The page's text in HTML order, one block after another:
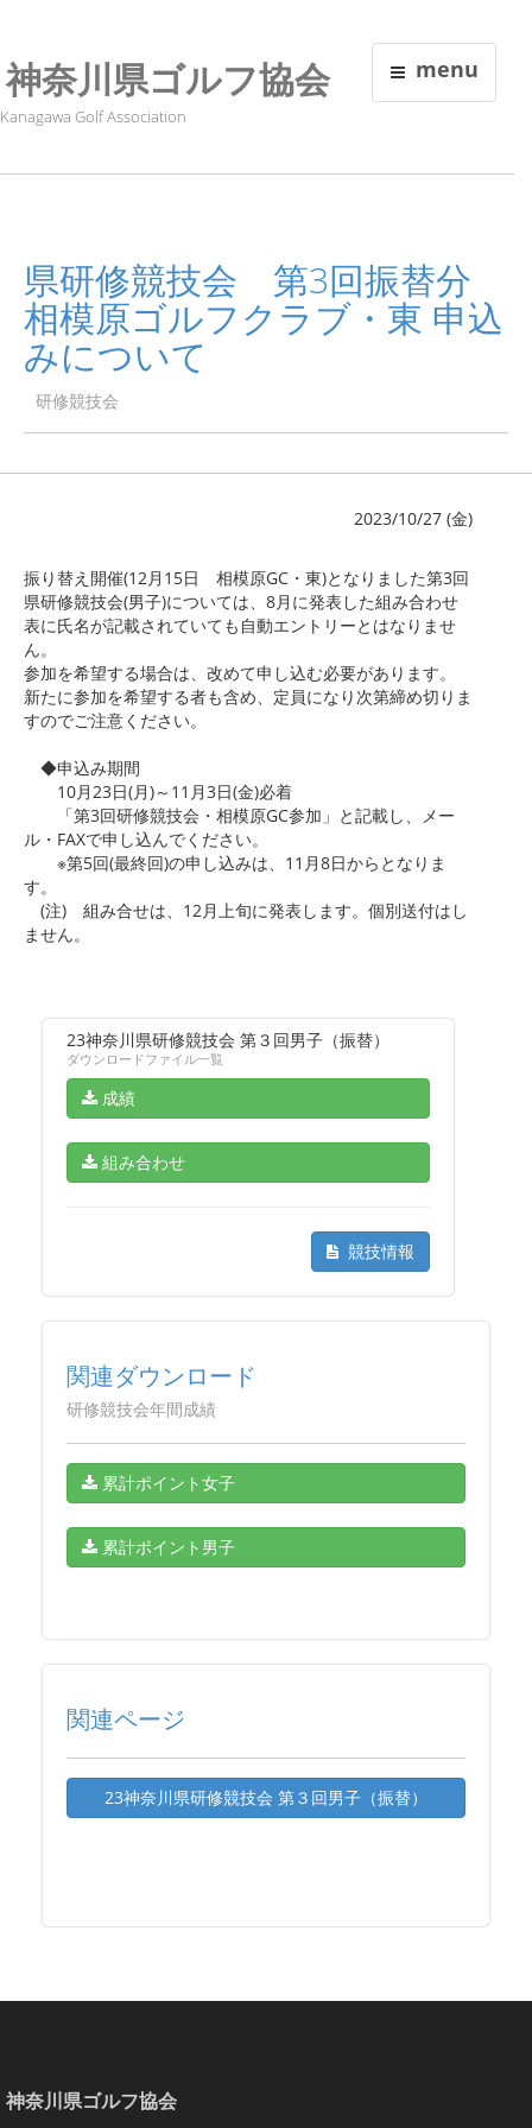
menu
神奈川県ゴルフ協会
Kanagawa Golf Association
県研修競技会 第3回振替分
相模原ゴルフクラブ・東 申込
みについて
研修競技会
2023/10/27 (金)
振り替え開催(12月15日 相模原GC・東)となりました第3回
県研修競技会(男子)については、8月に発表した組み合わせ
表に氏名が記載されていても自動エントリーとはなりませ
ん。
参加を希望する場合は、改めて申し込む必要があります。
新たに参加を希望する者も含め、定員になり次第締め切りま
すのでご注意ください。
◆申込み期間
10月23日(月)～11月3日(金)必着
「第3回研修競技会・相模原GC参加」と記載し、メー
ル・FAXで申し込んでください。
※第5回(最終回)の申し込みは、11月8日からとなりま
す。
(注) 組み合せは、12月上旬に発表します。個別送付はし
ません。
23神奈川県研修競技会 第３回男子（振替）
ダウンロードファイル一覧
成績
組み合わせ
競技情報
関連ダウンロード
研修競技会年間成績
累計ポイント女子
累計ポイント男子
関連ページ
23神奈川県研修競技会 第３回男子（振替）
神奈川県ゴルフ協会